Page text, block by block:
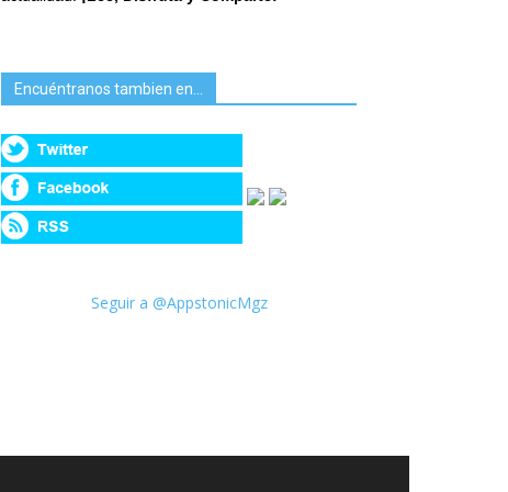
Encuéntranos tambien en…
Seguir a @AppstonicMgz